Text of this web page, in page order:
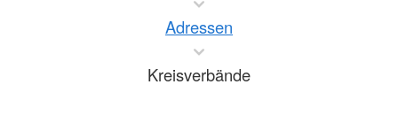
Adressen
Kreisverbände